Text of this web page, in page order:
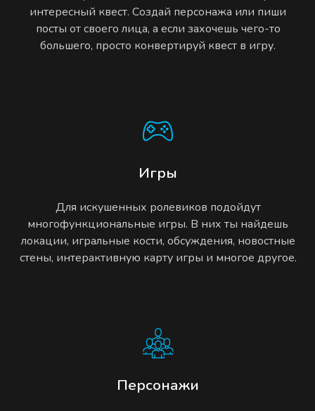
интересный квест. Создай персонажа или пиши
посты от своего лица, а если захочешь чего-то
большего, просто конвертируй квест в игру.
Игры
Для искушенных ролевиков подойдут
многофункциональные игры. В них ты найдешь
локации, игральные кости, обсуждения, новостные
стены, интерактивную карту игры и многое другое.
Персонажи